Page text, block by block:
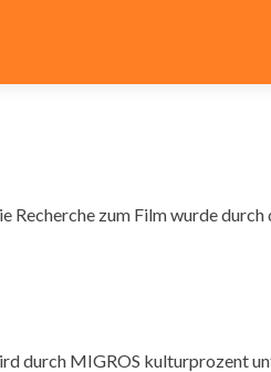
Recherche zum Film wurde
durch MIGROS kulturprozent